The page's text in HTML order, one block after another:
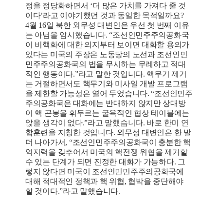
정을 정당화하면서 ‘더 많은 가치를 가져다 줄 것
이다’라고 이야기했던 것과 동일한 목적일까요?
4월 16일 북한 외무성 대변인은 우선 첫 번째 이유
는 아님을 암시했습니다. “조선인민주주의공화국
이 비핵화에 대한 의지부터 보이면 대화할 용의가
있다는 미국의 주장은 노동당의 노선과 조선인민
민주주의공화국의 법을 무시하는 무례하고 적대
적인 행동이다.”라고 말한 것입니다. 핵무기 제거
는 거절하면서도 핵무기와 미사일 개발 프로그램
을 제한할 가능성은 열어 두었습니다. “조선인민주
주의공화국은 대화에는 반대하지 않지만 상대방
이 핵 곤봉을 휘두르는 굴욕적인 협상 테이블에는
앉을 생각이 없다.”라고 말했습니다. 바로 한미 연
합훈련을 지칭한 것입니다. 외무성 대변인은 한 발
더 나아가서, “조선인민주주의공화국이 충분한 핵
억지력을 갖추어서 미국의 핵전쟁 위협을 제거할
수 있는 단계가 되면 진정한 대화가 가능하다. 그
렇지 않다면 미국이 조선인민민주주의공화국에
대해 적대적인 정책과 핵 위협, 협박을 중단해야
할 것이다.”라고 말했습니다.